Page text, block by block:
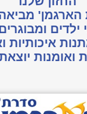
הארגמן'
איכותיות
ואומנות